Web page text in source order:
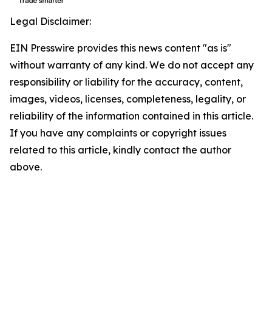
Legal Disclaimer:
EIN Presswire provides this news content "as is"
without warranty of any kind. We do not accept any
responsibility or liability for the accuracy, content,
images, videos, licenses, completeness, legality, or
reliability of the information contained in this article.
If you have any complaints or copyright issues
related to this article, kindly contact the author
above.